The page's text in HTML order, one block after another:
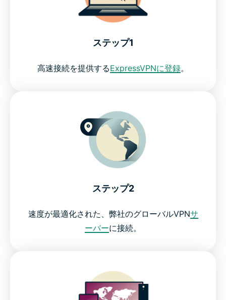
ステップ1
高速接続を提供するExpressVPNに登録。
ステップ2
速度が最適化された、弊社のグローバルVPNサ
ーバーに接続。